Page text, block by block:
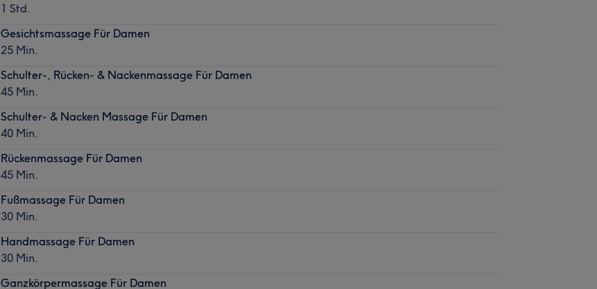
1 Std.
Gesichtsmassage Für Damen
25 Min.
Schulter-, Rücken- & Nackenmassage Für Damen
45 Min.
Schulter- & Nacken Massage Für Damen
40 Min.
Rückenmassage Für Damen
45 Min.
Fußmassage Für Damen
30 Min.
Handmassage Für Damen
30 Min.
Ganzkörpermassage Für Damen